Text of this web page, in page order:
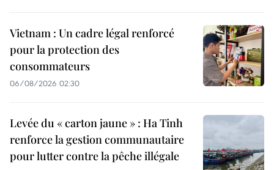
Vietnam : Un cadre légal renforcé
pour la protection des
consommateurs
06/08/2026 02:30
Levée du « carton jaune » : Ha Tinh
renforce la gestion communautaire
pour lutter contre la pêche illégale